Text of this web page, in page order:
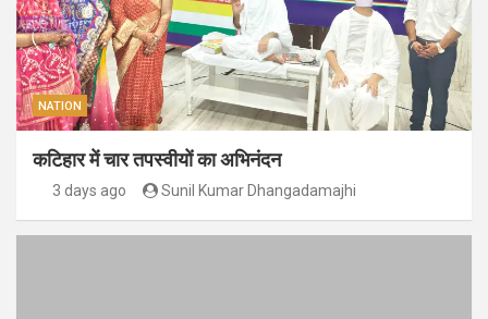
NATION
कटिहार में चार तपस्वीयों का अभिनंदन
3 days ago Sunil Kumar Dhangadamajhi